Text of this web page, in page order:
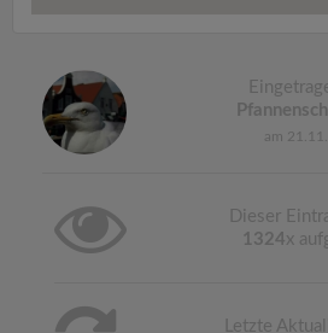
am
Dieser
1324x
Letzte